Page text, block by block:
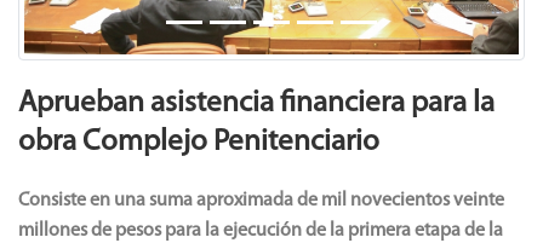
Aprueban asistencia financiera para la
obra Complejo Penitenciario
Consiste en una suma aproximada de mil novecientos veinte
millones de pesos para la ejecución de la primera etapa de la